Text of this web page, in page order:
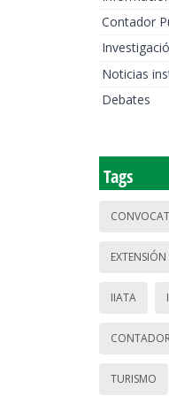
Contador
Noticias
Debates
Tags
EXTENSIÓN
IIATA
TURISMO